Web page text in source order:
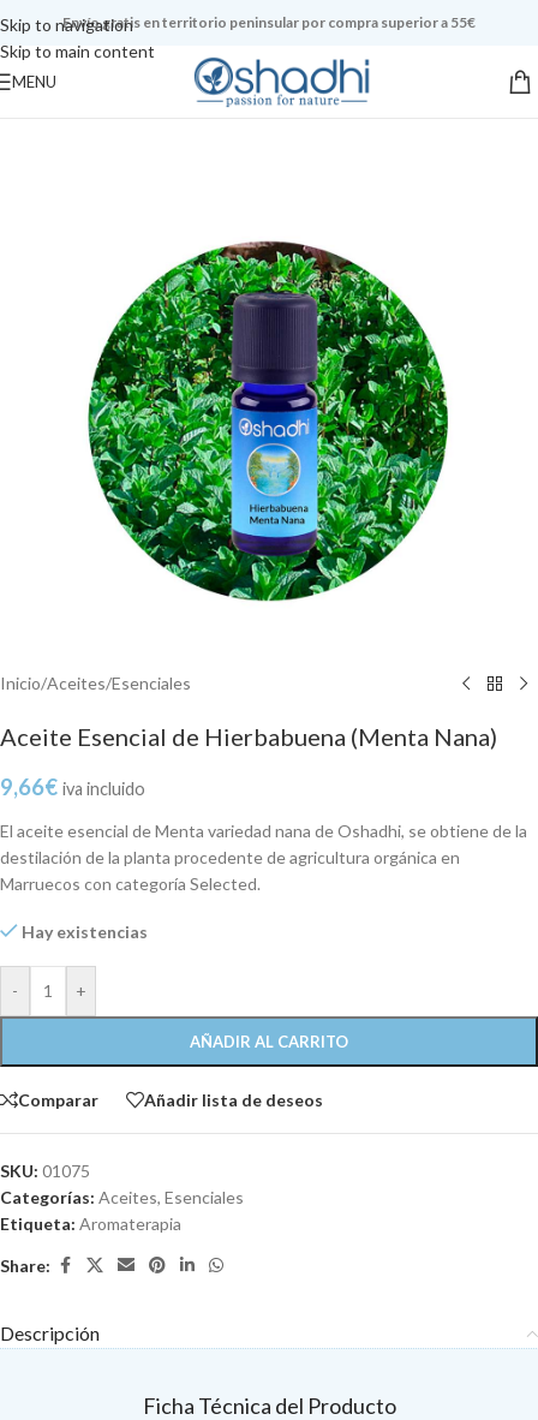
Skip to navigation
Skip to main content
Envío gratis en territorio peninsular por compra superior a 55€
MENU
Inicio/Aceites/Esenciales
Aceite Esencial de Hierbabuena (Menta Nana)
9,66€ iva incluido
El aceite esencial de Menta variedad nana de Oshadhi, se obtiene de la
destilación de la planta procedente de agricultura orgánica en
Marruecos con categoría Selected.
Hay existencias
- +
AÑADIR AL CARRITO
Comparar Añadir lista de deseos
SKU: 01075
Categorías: Aceites, Esenciales
Etiqueta: Aromaterapia
Share:
Descripción
Ficha Técnica del Producto